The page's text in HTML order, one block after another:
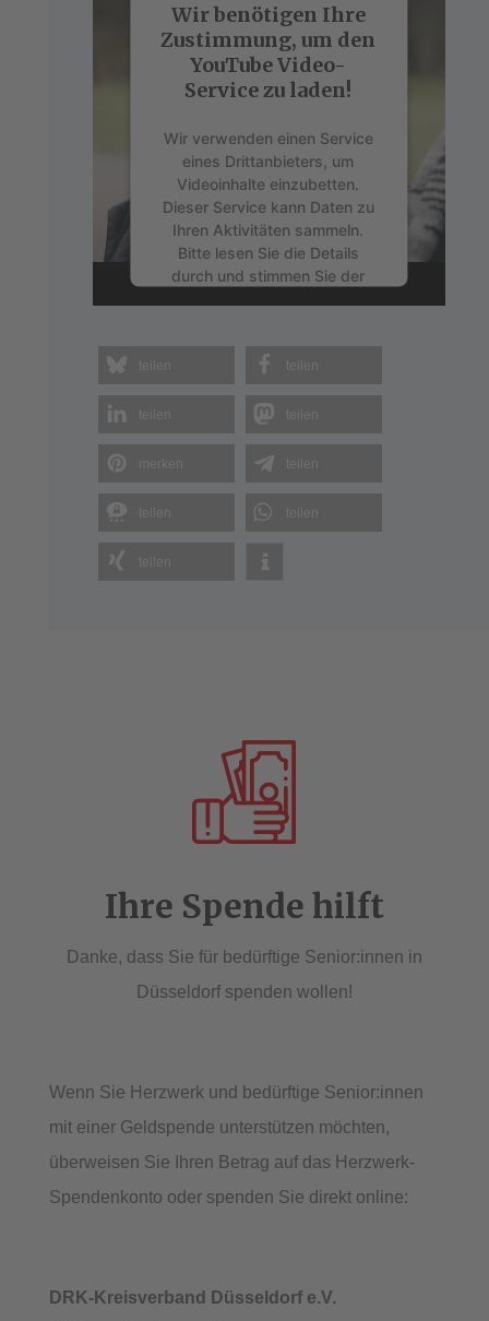
Wir benötigen Ihre
Zustimmung, um den
YouTube Video-
Service zu laden!
Wir verwenden einen Service
eines Drittanbieters, um
Videoinhalte einzubetten.
Dieser Service kann Daten zu
Ihren Aktivitäten sammeln.
Bitte lesen Sie die Details
durch und stimmen Sie der
Mehr Informationen
powered byUsercentrics
eRecht24
teilen teilen
teilen teilen
teilen
teilen teilen
teilen
Ihre Spende hilft
Danke, dass Sie für bedürftige Senior:innen in
Düsseldorf spenden wollen!
Wenn Sie Herzwerk und bedürftige Senior:innen
mit einer Geldspende unterstützen möchten,
überweisen Sie Ihren Betrag auf das Herzwerk-
Spendenkonto oder spenden Sie direkt online:
DRK-Kreisverband Düsseldorf e.V.